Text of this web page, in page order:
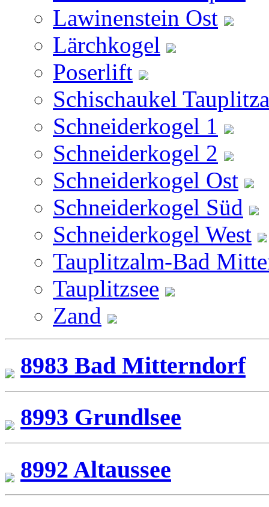
Lawinenstein Ost
Lärchkogel
Poserlift
Schischaukel
Schneiderkogel 1
Schneiderkogel 2
Schneiderkogel Ost
Schneiderkogel Süd
Schneiderkogel West
Tauplitzalm-Bad
Tauplitzsee
Zand
8983 Bad Mitterndorf
8993 Grundlsee
8992 Altaussee